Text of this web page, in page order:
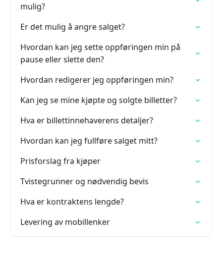
mulig?
Er det mulig å angre salget?
Hvordan kan jeg sette oppføringen min på
pause eller slette den?
Hvordan redigerer jeg oppføringen min?
Kan jeg se mine kjøpte og solgte billetter?
Hva er billettinnehaverens detaljer?
Hvordan kan jeg fullføre salget mitt?
Prisforslag fra kjøper
Tvistegrunner og nødvendig bevis
Hva er kontraktens lengde?
Levering av mobillenker